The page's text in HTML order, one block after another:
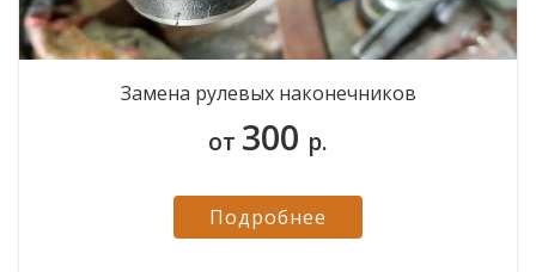
Замена рулевых наконечников
от 300 р.
Подробнее